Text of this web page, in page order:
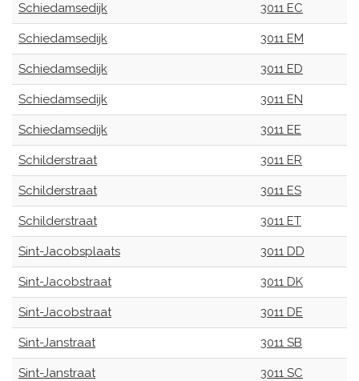
Schiedamsedijk 3011 EC
Schiedamsedijk 3011 EM
Schiedamsedijk 3011 ED
Schiedamsedijk 3011 EN
Schiedamsedijk 3011 EE
Schilderstraat 3011 ER
Schilderstraat 3011 ES
Schilderstraat 3011 ET
Sint-Jacobsplaats 3011 DD
Sint-Jacobstraat 3011 DK
Sint-Jacobstraat 3011 DE
Sint-Janstraat 3011 SB
Sint-Janstraat 3011 SC